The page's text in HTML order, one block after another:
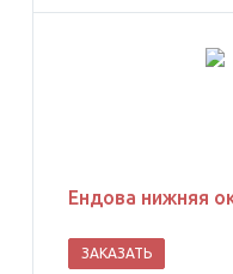
Ендова нижняя
ЗАКАЗАТЬ